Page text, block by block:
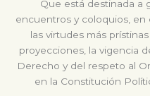
Que está destinada a
encuentros y coloquios,
las virtudes más
proyecciones, la vigencia
Derecho y del respeto al
en la Constitución